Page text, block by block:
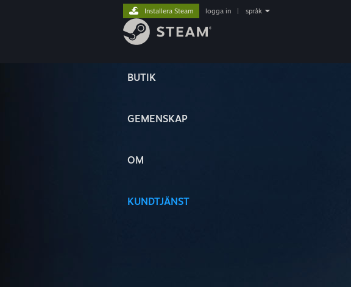
BUTIK
GEMENSKAP
OM
KUNDTJÄNST
Installera Steam logga in språk